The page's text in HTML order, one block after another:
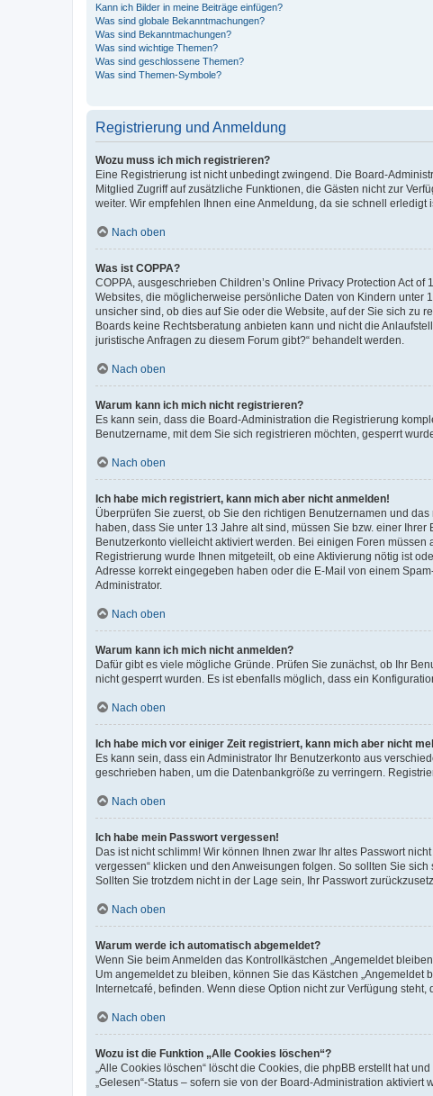
Kann ich Bilder in meine Beiträge einfügen?
Was sind globale Bekanntmachungen?
Was sind Bekanntmachungen?
Was sind wichtige Themen?
Was sind geschlossene Themen?
Was sind Themen-Symbole?
Registrierung und Anmeldung
Wozu muss ich mich registrieren?
Eine Registrierung ist nicht unbedingt zwingend. Die Board-
Mitglied Zugriff auf zusätzliche Funktionen, die Gästen nicht zur
weiter. Wir empfehlen Ihnen eine Anmeldung, da sie schnell erledigt
Nach oben
Was ist COPPA?
COPPA, ausgeschrieben Children’s Online Privacy Protection Act
Websites, die möglicherweise persönliche Daten von Kindern
unsicher sind, ob dies auf Sie oder die Website, auf der Sie sich zu
Boards keine Rechtsberatung anbieten kann und nicht die
juristische Anfragen zu diesem Forum gibt?“ behandelt werden.
Nach oben
Warum kann ich mich nicht registrieren?
Es kann sein, dass die Board-Administration die Registrierung
Benutzername, mit dem Sie sich registrieren möchten, gesperrt
Nach oben
Ich habe mich registriert, kann mich aber nicht anmelden!
Überprüfen Sie zuerst, ob Sie den richtigen Benutzernamen und
haben, dass Sie unter 13 Jahre alt sind, müssen Sie bzw. einer
Benutzerkonto vielleicht aktiviert werden. Bei einigen Foren
Registrierung wurde Ihnen mitgeteilt, ob eine Aktivierung nötig ist
Adresse korrekt eingegeben haben oder die E-Mail von einem
Administrator.
Nach oben
Warum kann ich mich nicht anmelden?
Dafür gibt es viele mögliche Gründe. Prüfen Sie zunächst, ob Ihr
nicht gesperrt wurden. Es ist ebenfalls möglich, dass ein
Nach oben
Ich habe mich vor einiger Zeit registriert, kann mich aber nicht
Es kann sein, dass ein Administrator Ihr Benutzerkonto aus
geschrieben haben, um die Datenbankgröße zu verringern.
Nach oben
Ich habe mein Passwort vergessen!
Das ist nicht schlimm! Wir können Ihnen zwar Ihr altes Passwort
vergessen“ klicken und den Anweisungen folgen. So sollten Sie
Sollten Sie trotzdem nicht in der Lage sein, Ihr Passwort
Nach oben
Warum werde ich automatisch abgemeldet?
Wenn Sie beim Anmelden das Kontrollkästchen „Angemeldet
Um angemeldet zu bleiben, können Sie das Kästchen
Internetcafé, befinden. Wenn diese Option nicht zur Verfügung
Nach oben
Wozu ist die Funktion „Alle Cookies löschen“?
„Alle Cookies löschen“ löscht die Cookies, die phpBB erstellt hat
„Gelesen“-Status – sofern sie von der Board-Administration